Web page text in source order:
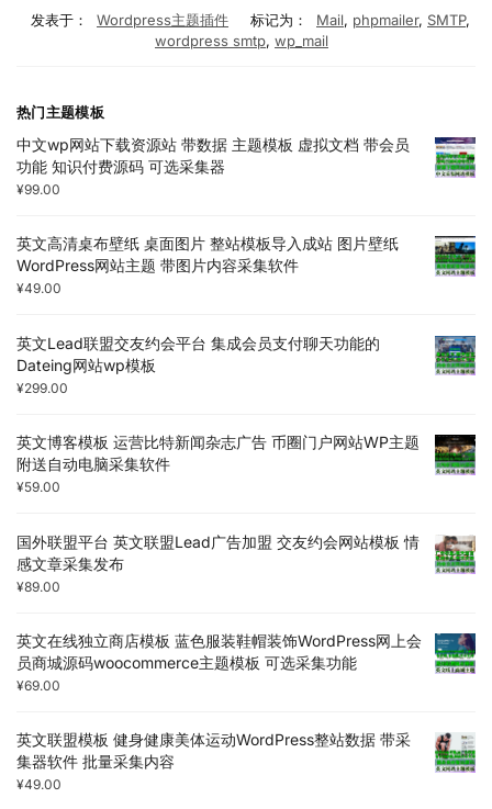
发表于： Wordpress主题插件 标记为： Mail, phpmailer, SMTP,
wordpress smtp, wp_mail
热门主题模板
中文wp网站下载资源站 带数据 主题模板 虚拟文档 带会员
功能 知识付费源码 可选采集器
¥99.00
英文高清桌布壁纸 桌面图片 整站模板导入成站 图片壁纸
WordPress网站主题 带图片内容采集软件
¥49.00
英文Lead联盟交友约会平台 集成会员支付聊天功能的
Dateing网站wp模板
¥299.00
英文博客模板 运营比特新闻杂志广告 币圈门户网站WP主题
附送自动电脑采集软件
¥59.00
国外联盟平台 英文联盟Lead广告加盟 交友约会网站模板 情
感文章采集发布
¥89.00
英文在线独立商店模板 蓝色服装鞋帽装饰WordPress网上会
员商城源码woocommerce主题模板 可选采集功能
¥69.00
英文联盟模板 健身健康美体运动WordPress整站数据 带采
集器软件 批量采集内容
¥49.00